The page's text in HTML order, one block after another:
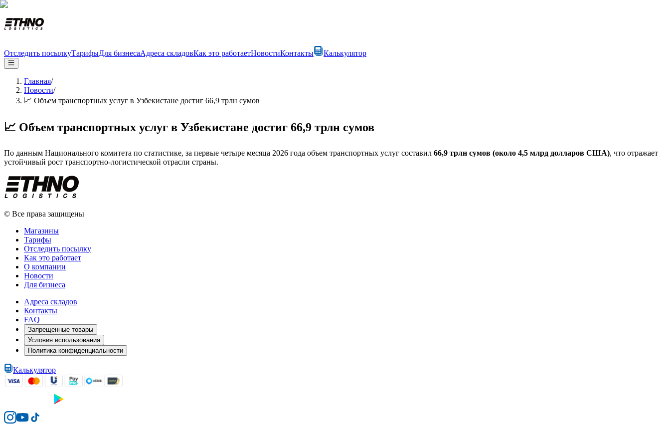
Отследить посылкуТарифыДля бизнесаАдреса складовКак это работаетНовостиКонтакты Калькулятор
Главная/
Новости/
📈 Объем транспортных услуг в Узбекистане достиг 66,9 трлн сумов
📈 Объем транспортных услуг в Узбекистане достиг 66,9 трлн сумов
По данным Национального комитета по статистике, за первые четыре месяца 2026 года объем транспортных услуг составил 66,9 трлн сумов (около 4,5 млрд долларов США), что отражает
устойчивый рост транспортно-логистической отрасли страны.
© Все права защищены
Магазины
Тарифы
Отследить посылку
Как это работает
О компании
Новости
Для бизнеса
Адреса складов
Контакты
FAQ
Запрещенные товары
Условия использования
Политика конфиденциальности
Калькулятор